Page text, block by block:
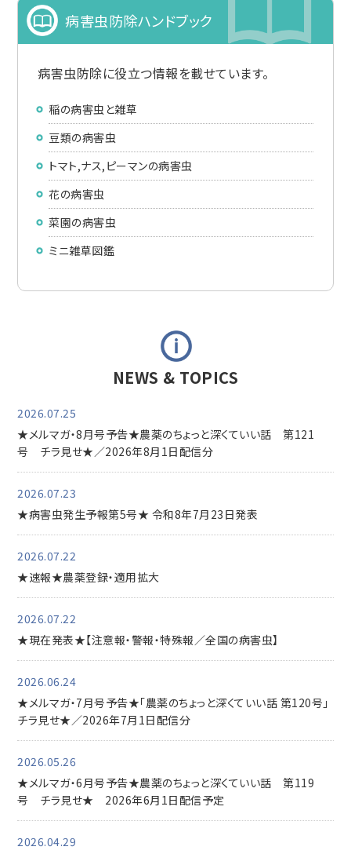
病害虫防除ハンドブック
病害虫防除に役立つ情報を載せています。
稲の病害虫と雑草
豆類の病害虫
トマト,ナス,ピーマンの病害虫
花の病害虫
菜園の病害虫
ミニ雑草図鑑
NEWS & TOPICS
2026.07.25
★メルマガ・8月号予告★農薬のちょっと深くていい話 第121
号 チラ見せ★／2026年8月1日配信分
2026.07.23
★病害虫発生予報第5号★ 令和8年7月23日発表
2026.07.22
★速報★農薬登録・適用拡大
2026.07.22
★現在発表★【注意報・警報・特殊報／全国の病害虫】
2026.06.24
★メルマガ・7月号予告★「農薬のちょっと深くていい話 第120号」
チラ見せ★／2026年7月1日配信分
2026.05.26
★メルマガ・6月号予告★農薬のちょっと深くていい話 第119
号 チラ見せ★ 2026年6月1日配信予定
2026.04.29